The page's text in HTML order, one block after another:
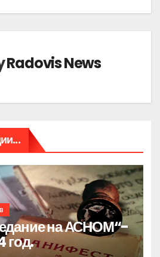
Radovis News
на АСНОМ“-
год.